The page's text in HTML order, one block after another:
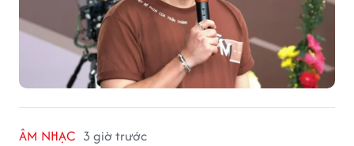
ÂM NHẠC 3 giờ trước